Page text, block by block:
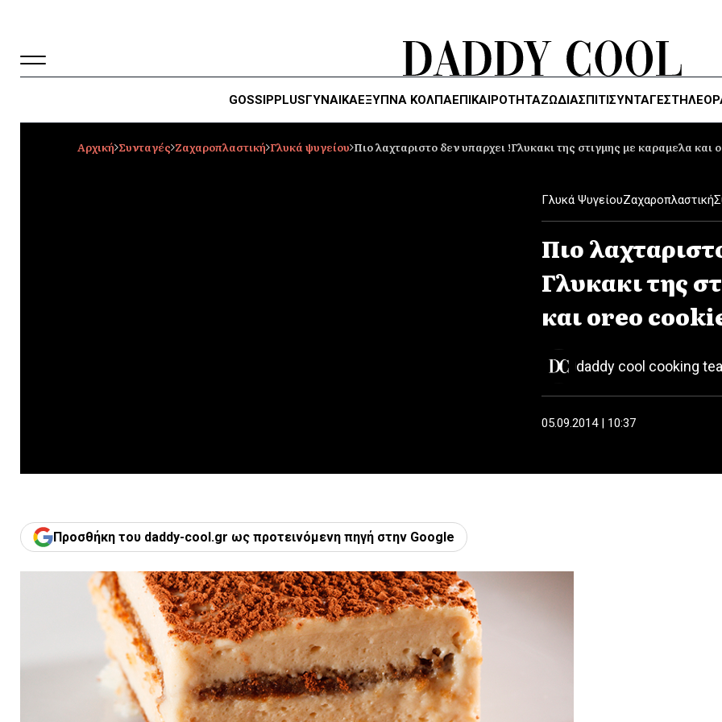
GOSSIPPLUSΓΥΝΑΙΚΑΈΞΥΠΝΑ ΚΌΛΠΑΕΠΙΚΑΙΡΟΤΗΤΑΖΏΔΙΑΣΠΙΤΙΣΥΝΤΑΓΕΣ
Αρχική Συνταγές Ζαχαροπλαστική Γλυκά ψυγείου Πιο λαχταριστο δεν υπαρχει !Γλυκακι της στιγμης με καραμελα και
Γλυκά ΨυγείουΖαχαροπλαστική
Πιο
Γλυκακι της
και oreo
daddy cool cooking
05.09.2014 | 10:37
Προσθήκη του daddy-cool.gr ως προτεινόμενη πηγή στην Google